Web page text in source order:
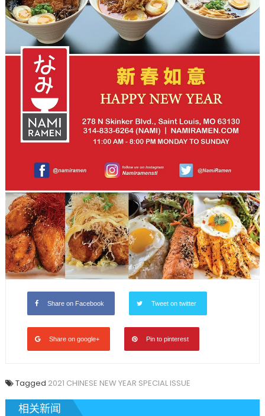
筝声与琴韵交汇：刘励(Li Statler)与钢琴家Darek演绎一场古筝
与钢琴的精彩对话
Share on Facebook Tweet on twitter
Share on google+ Pin to pinterest
Tagged 2021 CHINESE NEW YEAR SPECIAL ISSUE
相关新闻